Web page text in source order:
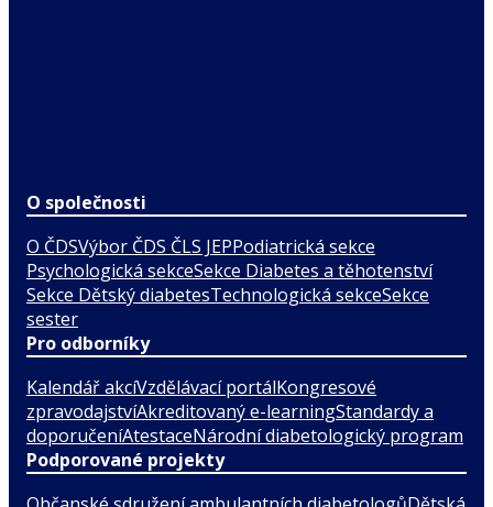
O společnosti
O ČDSVýbor ČDS ČLS JEPPodiatrická sekce
Psychologická sekceSekce Diabetes a těhotenství
Sekce Dětský diabetesTechnologická sekceSekce
sester
Pro odborníky
Kalendář akcíVzdělávací portálKongresové
zpravodajstvíAkreditovaný e-learningStandardy a
doporučeníAtestaceNárodní diabetologický program
Podporované projekty